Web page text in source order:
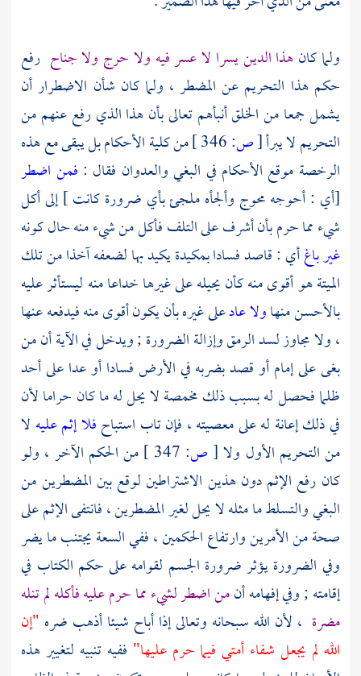
ولما كانهذا الدين يسرا لا عسر فيه ولا حرج ولا جناح رفع
حكم هذا التحريم عن المضطر ، ولما كان شأن الاضطرار أن
يشمل جمعا من الخلق أنبأهم تعالى بأن هذا الذي رفع عنهم من
التحريم لا يبرأ[ص:
من كلية الأحكام بل يبقى مع هذه
الرخصة موقع الأحكام في البغي والعدوان فقال : فمن اضطر
[أي : أحوجه محوج وألجأه ملجئ بأي ضرورة كانت ] إلى أكل
شيء مما حرم بأن أشرف على التلف فأكل من شيء منه حال كونه
غير باغأي : قاصد فسادا بمكيدة يكيد بها لضعفه آخذا من تلك
الميتة هو أقوى منه كأن يحيله على غيرها خداعا منه ليستأثر عليه
بالأحسن منهاولا عادعلى غيره بأن يكون أقوى منه فيدفعه عنها
، ولا مجاوز لسد الرمق وإزالة الضرورة ; ويدخل في الآية أن من
بغى على إمام أو قصد بضربه في الأرض فسادا أو عدا على أحد
ظلما فحصل له بسبب ذلك مخمصة لا يحل له ما كان حراما لأن
في ذلك إعانة له على معصيته ، فإن تاب استباحفلا إثم عليه لا
من التحريم الأول ولا[ص:
من الحكم الآخر ، ولو
كان رفع الإثم دون هذين الاشتراطين لوقع بين المضطرين من
البغي والتسلط ما مثله لا يحل لغير المضطرين ، فانتفى الإثم على
صحة من الأمرين وارتفاع الحكمين ، ففي السعة يجتنب ما يضر
وفي الضرورة يؤثر ضرورة الجسم لقوامه على حكم الكتاب في
إقامته ; وفي إفهامه أنمن اضطر لشيء مما حرم عليه فأكله لم تنله
مضرة ، لأن الله سبحانه وتعالى إذا أباح شيئا أذهب ضره "إن
الله لم يجعل شفاء أمتي فيما حرم عليها" ففيه تنبيه لتغيير هذه